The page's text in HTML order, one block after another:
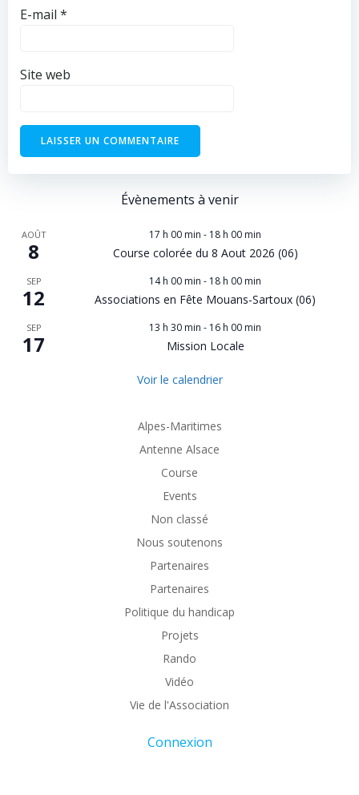
E-mail *
Site web
Évènements à venir
AOÛT
8
17 h 00 min - 18 h 00 min
Course colorée du 8 Aout 2026 (06)
SEP
12
14 h 00 min - 18 h 00 min
Associations en Fête Mouans-Sartoux (06)
SEP
17
13 h 30 min - 16 h 00 min
Mission Locale
Voir le calendrier
Alpes-Maritimes
Antenne Alsace
Course
Events
Non classé
Nous soutenons
Partenaires
Partenaires
Politique du handicap
Projets
Rando
Vidéo
Vie de l'Association
Connexion